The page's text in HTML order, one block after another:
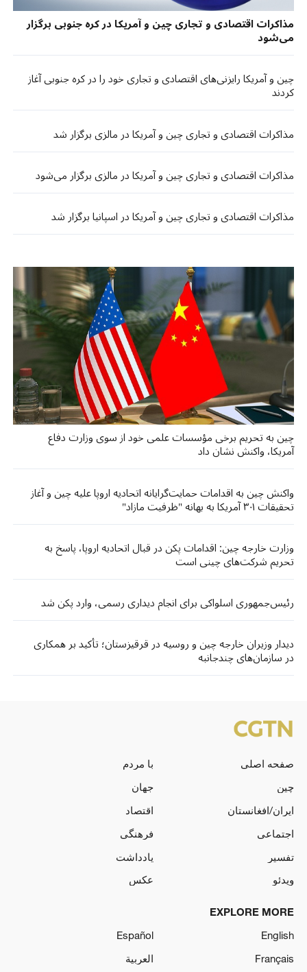
مذاکرات اقتصادی و تجاری چین و آمریکا در کره جنوبی برگزار
می‌شود
چین و آمریکا رایزنی‌های اقتصادی و تجاری خود را در کره جنوبی آغاز
کردند
مذاکرات اقتصادی و تجاری چین و آمریکا در مالزی برگزار شد
مذاکرات اقتصادی و تجاری چین و آمریکا در مالزی برگزار می‌شود
مذاکرات اقتصادی و تجاری چین و آمریکا در اسپانیا برگزار شد
چین به تحریم برخی مؤسسات علمی خود از سوی وزارت دفاع
آمریکا، واکنش نشان داد
واکنش چین به اقدامات حمایت‌گرایانه اتحادیه اروپا علیه چین و آغاز
تحقیقات ۳۰۱ آمریکا به بهانه "ظرفیت مازاد"
وزارت خارجه چین: اقدامات پکن در قبال اتحادیه اروپا، پاسخ به
تحریم شرکت‌های چینی است
رئیس‌جمهوری اسلواکی برای انجام دیداری رسمی، وارد پکن شد
دیدار وزیران خارجه چین و روسیه در قرقیزستان؛ تأکید بر همکاری
در سازمان‌های چندجانبه
صفحه اصلی
با مردم
چین
جهان
ایران/افغانستان
اقتصاد
اجتماعی
فرهنگی
تفسیر
یادداشت
ویدئو
عکس
EXPLORE MORE
English
Español
Français
العربية